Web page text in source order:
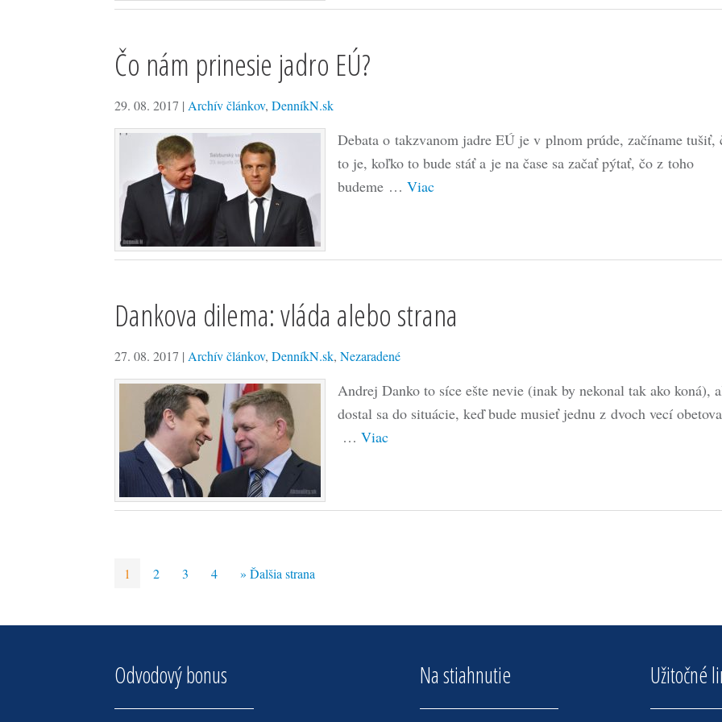
Čo nám prinesie jadro EÚ?
29. 08. 2017 | Archív článkov, DenníkN.sk
Debata o takzvanom jadre EÚ je v plnom prúde, začíname tušiť,
to je, koľko to bude stáť a je na čase sa začať pýtať, čo z toho
budeme … Viac
Dankova dilema: vláda alebo strana
27. 08. 2017 | Archív článkov, DenníkN.sk, Nezaradené
Andrej Danko to síce ešte nevie (inak by nekonal tak ako koná),
dostal sa do situácie, keď bude musieť jednu z dvoch vecí
… Viac
1 2 3 4 » Ďalšia strana
Odvodový bonus Na stiahnutie Užitočné